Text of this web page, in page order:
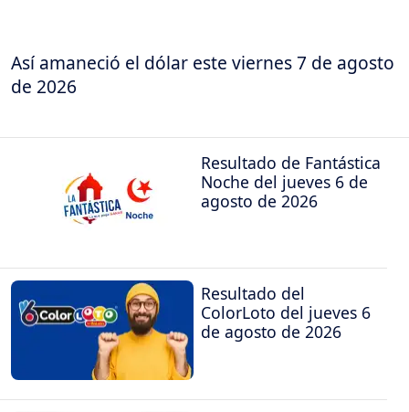
Así amaneció el dólar este viernes 7 de agosto
de 2026
Resultado de Fantástica
Noche del jueves 6 de
agosto de 2026
Resultado del
ColorLoto del jueves 6
de agosto de 2026